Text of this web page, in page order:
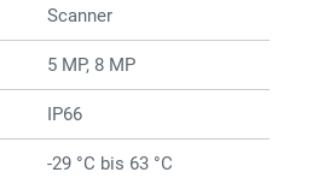
Scanner
5 MP, 8 MP
IP66
-29 °C bis 63 °C